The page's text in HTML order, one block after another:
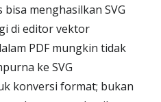
bisa menghasilkan SVG
di editor vektor
PDF mungkin tidak
ke SVG
konversi format; bukan